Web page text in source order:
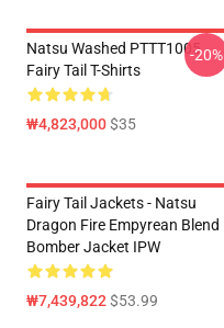
Natsu Washed PTTT1005
Fairy Tail T-Shirts
₩4,823,000$35
-20%
Fairy Tail Jackets - Natsu
Dragon Fire Empyrean Blend
Bomber Jacket IPW
₩7,439,822$53.99